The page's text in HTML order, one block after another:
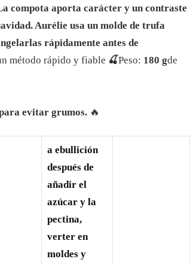
compota aporta carácter y un contraste
Aurélie usa un molde de trufa
rápidamente antes de
método rápido y fiable 🍒Peso: 180 gde
evitar grumos. 🔥
a ebullición
después de
añadir el
azúcar y la
pectina,
verter en
moldes y